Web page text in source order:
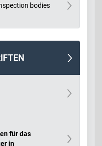
bodies
für das
in